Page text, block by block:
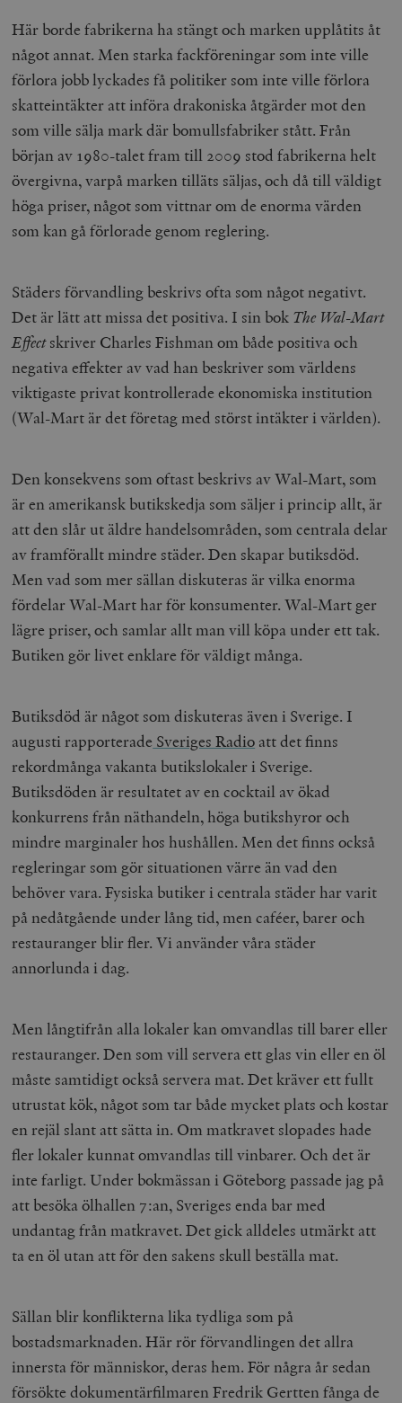
Här borde fabrikerna ha stängt och marken upplåtits åt
något annat. Men starka fackföreningar som inte ville
förlora jobb lyckades få politiker som inte ville förlora
skatteintäkter att införa drakoniska åtgärder mot den
som ville sälja mark där bomullsfabriker stått. Från
början av 1980-talet fram till 2009 stod fabrikerna helt
övergivna, varpå marken tilläts säljas, och då till väldigt
höga priser, något som vittnar om de enorma värden
som kan gå förlorade genom reglering.
Städers förvandling beskrivs ofta som något negativt.
Det är lätt att missa det positiva. I sin bok The Wal-Mart
Effectskriver Charles Fishman om både positiva och
negativa effekter av vad han beskriver som världens
viktigaste privat kontrollerade ekonomiska institution
(Wal-Mart är det företag med störst intäkter i världen).
Den konsekvens som oftast beskrivs av Wal-Mart, som
är en amerikansk butikskedja som säljer i princip allt, är
att den slår ut äldre handelsområden, som centrala delar
av framförallt mindre städer. Den skapar butiksdöd.
Men vad som mer sällan diskuteras är vilka enorma
fördelar Wal-Mart har för konsumenter. Wal-Mart ger
lägre priser, och samlar allt man vill köpa under ett tak.
Butiken gör livet enklare för väldigt många.
Butiksdöd är något som diskuteras även i Sverige. I
augusti rapporterade Sveriges Radio att det finns
rekordmånga vakanta butikslokaler i Sverige.
Butiksdöden är resultatet av en cocktail av ökad
konkurrens från näthandeln, höga butikshyror och
mindre marginaler hos hushållen. Men det finns också
regleringar som gör situationen värre än vad den
behöver vara. Fysiska butiker i centrala städer har varit
på nedåtgående under lång tid, men caféer, barer och
restauranger blir fler. Vi använder våra städer
annorlunda i dag.
Men långtifrån alla lokaler kan omvandlas till barer eller
restauranger. Den som vill servera ett glas vin eller en öl
måste samtidigt också servera mat. Det kräver ett fullt
utrustat kök, något som tar både mycket plats och kostar
en rejäl slant att sätta in. Om matkravet slopades hade
fler lokaler kunnat omvandlas till vinbarer. Och det är
inte farligt. Under bokmässan i Göteborg passade jag på
att besöka ölhallen 7:an, Sveriges enda bar med
undantag från matkravet. Det gick alldeles utmärkt att
ta en öl utan att för den sakens skull beställa mat.
Sällan blir konflikterna lika tydliga som på
bostadsmarknaden. Här rör förvandlingen det allra
innersta för människor, deras hem. För några år sedan
försökte dokumentärfilmaren Fredrik Gertten fånga de